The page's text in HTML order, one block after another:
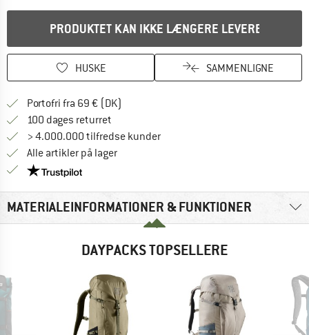
PRODUKTET KAN IKKE LÆNGERE LEVERES
HUSKE SAMMENLIGNE
Portofri fra 69 € (DK)
100 dages returret
> 4.000.000 tilfredse kunder
Alle artikler på lager
Vi er Trustpilot-certificeret - oplysningerne får du
MATERIALEINFORMATIONER & FUNKTIONER
DAYPACKS TOPSELLERE